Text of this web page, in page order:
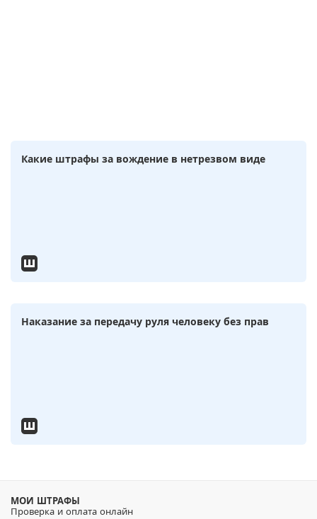
Какие штрафы за вождение в нетрезвом виде
Наказание за передачу руля человеку без прав
МОИ ШТРАФЫ
Проверка и оплата онлайн